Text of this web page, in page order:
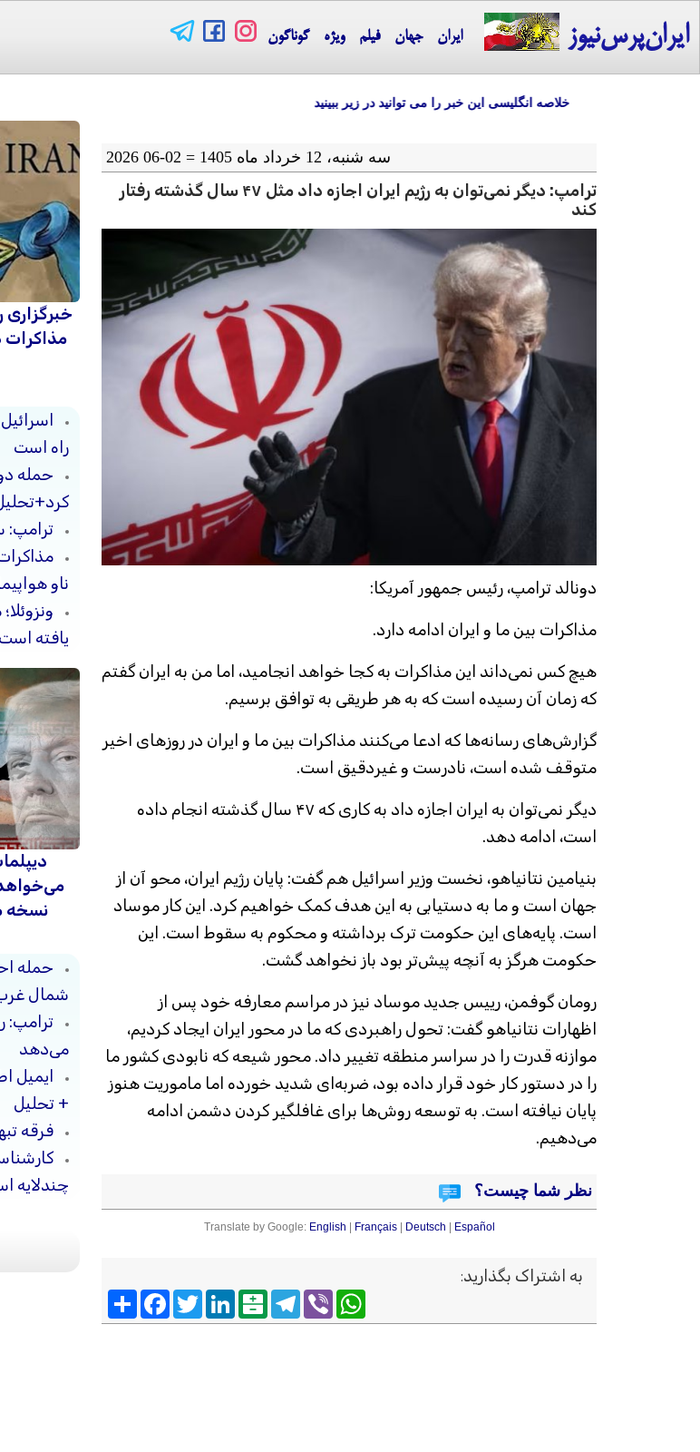
ایران‌پرس‌نیوز ایران جهان فیلم ویژه گوناگون
خلاصه انگلیسی این خبر را می توانید در زیر ببینید
سه شنبه، 12 خرداد ماه 1405 = 02-06 2026
ترامپ: دیگر نمی‌توان به رژیم ایران اجازه داد مثل ۴۷ سال گذشته رفتار
کند
دونالد ترامپ، رئیس جمهور آمریکا:
مذاکرات بین ما و ایران ادامه دارد.
هیچ کس نمی‌داند این مذاکرات به کجا خواهد انجامید، اما من به ایران گفتم
که زمان آن رسیده است که به هر طریقی به توافق برسیم.
گزارش‌های رسانه‌ها که ادعا می‌کنند مذاکرات بین ما و ایران در روزهای اخیر
متوقف شده است، نادرست و غیردقیق است.
دیگر نمی‌توان به ایران اجازه داد به کاری که ۴۷ سال گذشته انجام داده
است، ادامه دهد.
بنیامین نتانیاهو، نخست وزیر اسرائیل هم گفت: پایان رژیم ایران، محو آن از
جهان است و ما به دستیابی به این هدف کمک خواهیم کرد. این کار موساد
است. پایه‌های این حکومت ترک برداشته‌ و محکوم به سقوط است. این
حکومت هرگز به آنچه پیش‌تر بود باز نخواهد گشت.
رومان گوفمن، رییس جدید موساد نیز در مراسم معارفه خود پس از
اظهارات نتانیاهو گفت: تحول راهبردی که ما در محور ایران ایجاد کردیم،
موازنه قدرت را در سراسر منطقه تغییر داد. محور شیعه که نابودی کشور ما
را در دستور کار خود قرار داده بود، ضربه‌ای شدید خورده اما ماموریت هنوز
پایان نیافته است. به توسعه روش‌ها برای غافلگیر کردن دشمن ادامه
می‌دهیم.
نظر شما چیست؟
Translate by Google: English Français| Deutsch Español
به اشتراک بگذارید:
اشتراک
FacebookTwitter
LinkedInBalatarin
TelegramViber
WhatsApp
خبرگزاری
مذاکرات
راه است
حمله
ترامپ:
ناو
یافته است
نسخه
حمله
شمال غرب
ترامپ:
می‌دهد
ایمیل
+ تحلیل
فرقه
چندلایه